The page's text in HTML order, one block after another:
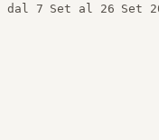
dal 7 Set al 26 Set